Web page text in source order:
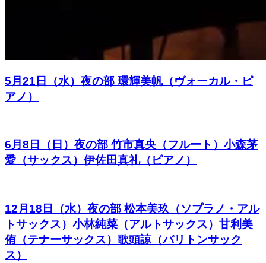
5月21日（水）夜の部 環輝美帆（ヴォーカル・ピ
アノ）
6月8日（日）夜の部 竹市真央（フルート）小森茅
愛（サックス）伊佐田真礼（ピアノ）
12月18日（水）夜の部 松本美玖（ソプラノ・アル
トサックス）小林純菜（アルトサックス）甘利美
侑（テナーサックス）歌頭諒（バリトンサック
ス）